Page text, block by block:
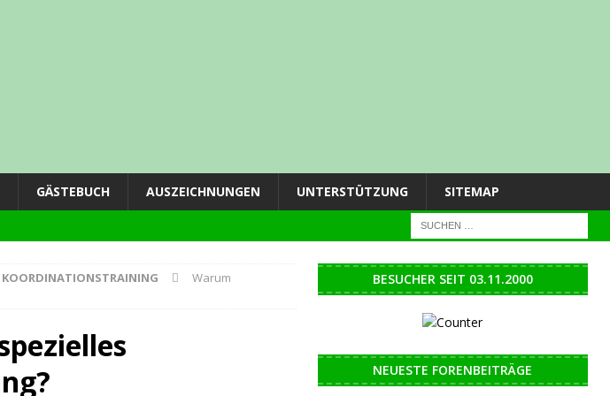
GÄSTEBUCH AUSZEICHNUNGEN UNTERSTÜTZUNG SITEMAP
KOORDINATIONSTRAINING
Warum
BESUCHER SEIT 03.11.2000
NEUESTE FORENBEITRÄGE